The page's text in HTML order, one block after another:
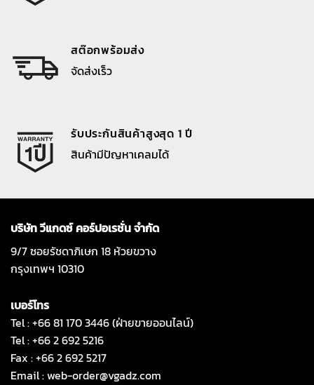
สต๊อกพร้อมส่ง
จัดส่งเร็ว
รับประกันสินค้าสูงสุด 1 ปี
สินค้ามีปัญหาเคลมได้
บริษัท วีแกดซ์ คอร์ปอเรชั่น จำกัด
9/7 ซอยรัชดาภิเษก 18 ห้วยขวาง
กรุงเทพฯ 10310
เบอร์โทร
Tel : +66 81 170 3446 (ฝ่ายขายออนไลน์)
Tel : +66 2 692 5216
Fax : +66 2 692 5217
Email :web-order@vgadz.com